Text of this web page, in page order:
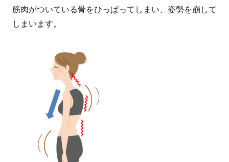
筋肉がついている骨をひっぱってしまい、姿勢を崩して
しまいます。